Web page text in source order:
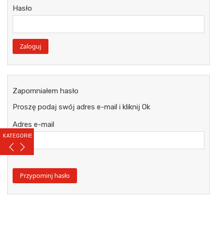
KATEGORIE
Hasło
Zapomniałem hasło
Proszę podaj swój adres e-mail i kliknij Ok
Adres e-mail